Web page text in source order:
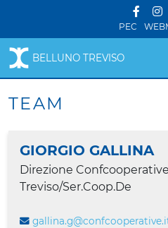
PEC
BELLUNO TREVISO
TEAM
GIORGIO GALLINA
Direzione
Treviso/Ser.Coop.De